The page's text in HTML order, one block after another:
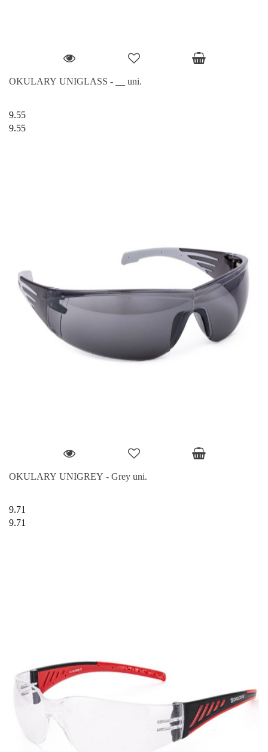
OKULARY UNIGLASS - __ uni.
9.55
9.55
OKULARY UNIGREY - Grey uni.
9.71
9.71